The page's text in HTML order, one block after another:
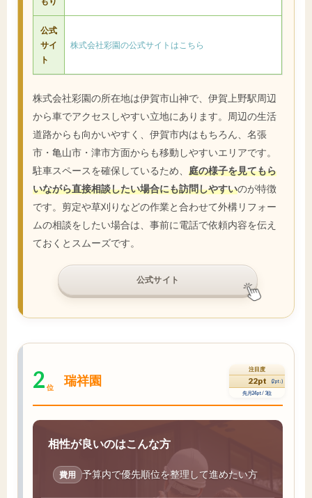
公式
サイ
ト
株式会社彩園の公式サイトはこちら
株式会社彩園の所在地は伊賀市山神で、伊賀上野駅周辺
から車でアクセスしやすい立地にあります。周辺の生活
道路からも向かいやすく、伊賀市内はもちろん、名張
市・亀山市・津市方面からも移動しやすいエリアです。
駐車スペースを確保しているため、 庭の様子を見てもら
いながら直接相談したい場合にも訪問しやすいのが特徴
です。剪定や草刈りなどの作業と合わせて外構リフォー
ムの相談をしたい場合は、事前に電話で依頼内容を伝え
ておくとスムーズです。
公式サイト
2 位 瑞祥園
注目度
22pt (2pt↓)
先月24pt / 3位
相性が良いのはこんな方
費用 予算内で優先順位を整理して進めたい方